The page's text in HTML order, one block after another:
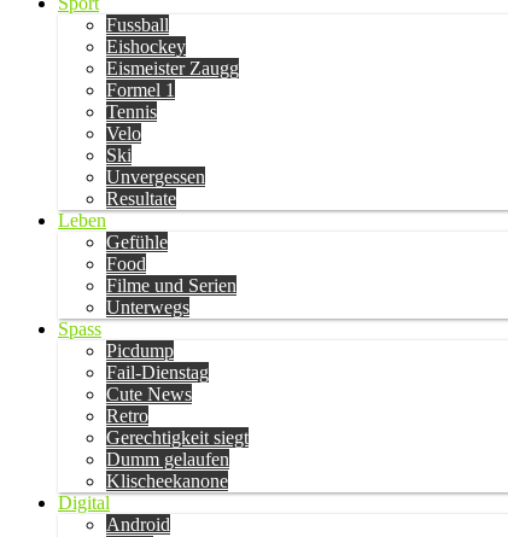
Fussball
Eishockey
Eismeister Zaugg
Formel 1
Tennis
Velo
Ski
Unvergessen
Resultate
Leben
Gefühle
Food
Filme und Serien
Unterwegs
Spass
Picdump
Fail-Dienstag
Cute News
Retro
Gerechtigkeit siegt
Dumm gelaufen
Klischeekanone
Digital
Android